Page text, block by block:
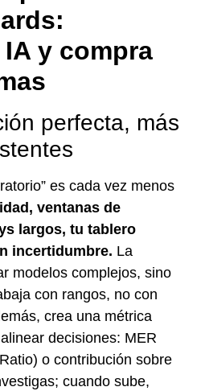
y compra
perfecta, más
es cada vez menos
ventanas de
largos, tu tablero
incertidumbre. La
modelos complejos, sino
con rangos, no con
crea una métrica
decisiones: MER
o contribución sobre
cuando sube,